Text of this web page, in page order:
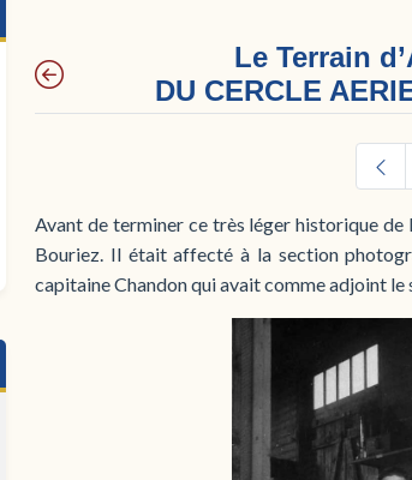
Le Terrain
DU CERCLE
Avant de terminer ce très léger historique de
Bouriez. Il était affecté à la section
capitaine Chandon qui avait comme adjoint